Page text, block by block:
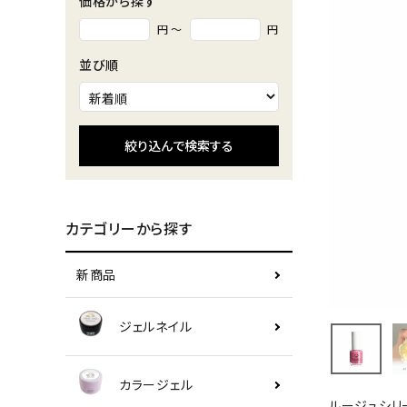
円 ～ 円
並び順
絞り込んで検索する
カテゴリーから探す
新商品
ジェルネイル
カラージェル